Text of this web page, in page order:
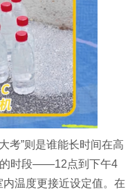
考”则是谁能长时间在高
的时段——12点到下午4
温度更接近设定值。在